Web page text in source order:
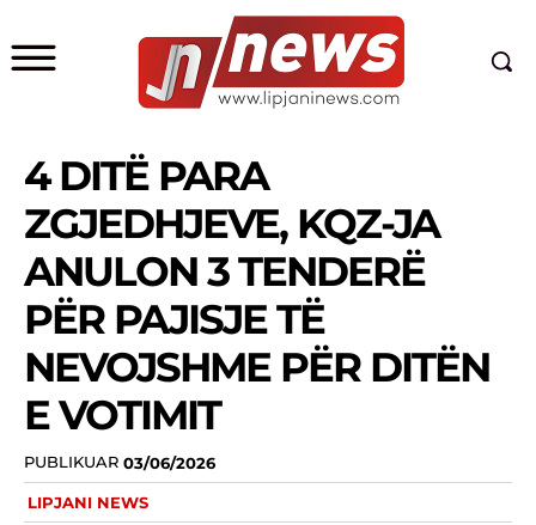
4 DITË PARA
ZGJEDHJEVE, KQZ-JA
ANULON 3 TENDERË
PËR PAJISJE TË
NEVOJSHME PËR DITËN
E VOTIMIT
PUBLIKUAR 03/06/2026
LIPJANI NEWS